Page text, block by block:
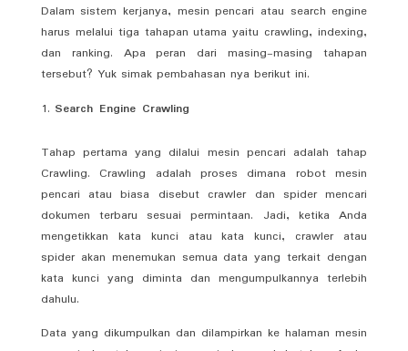
Dalam sistem kerjanya, mesin pencari atau search engine
harus melalui tiga tahapan utama yaitu crawling, indexing,
dan ranking. Apa peran dari masing-masing tahapan
tersebut? Yuk simak pembahasan nya berikut ini.
Search Engine Crawling
Tahap pertama yang dilalui mesin pencari adalah tahap
Crawling. Crawling adalah proses dimana robot mesin
pencari atau biasa disebut crawler dan spider mencari
dokumen terbaru sesuai permintaan. Jadi, ketika Anda
mengetikkan kata kunci atau kata kunci, crawler atau
spider akan menemukan semua data yang terkait dengan
kata kunci yang diminta dan mengumpulkannya terlebih
dahulu.
Data yang dikumpulkan dan dilampirkan ke halaman mesin